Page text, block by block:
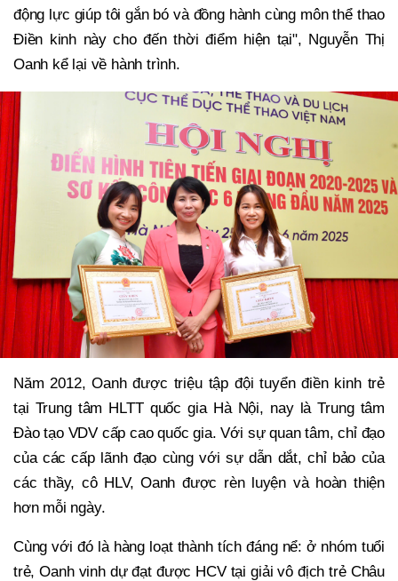
động lực giúp tôi gắn bó và đồng hành cùng môn thể thao
Điền kinh này cho đến thời điểm hiện tại", Nguyễn Thị
Oanh kể lại về hành trình.
Năm 2012, Oanh được triệu tập đội tuyển điền kinh trẻ
tại Trung tâm HLTT quốc gia Hà Nội, nay là Trung tâm
Đào tạo VDV cấp cao quốc gia. Với sự quan tâm, chỉ đạo
của các cấp lãnh đạo cùng với sự dẫn dắt, chỉ bảo của
các thầy, cô HLV, Oanh được rèn luyện và hoàn thiện
hơn mỗi ngày.
Cùng với đó là hàng loạt thành tích đáng nể: ở nhóm tuổi
trẻ, Oanh vinh dự đạt được HCV tại giải vô địch trẻ Châu